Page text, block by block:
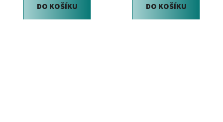
DO KOŠÍKU DO KOŠÍKU